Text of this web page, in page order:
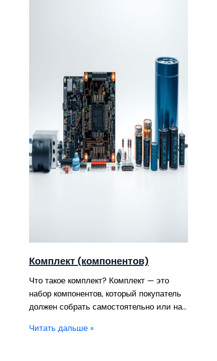
Комплект (компонентов)
Что такое комплект? Комплект — это
набор компонентов, который покупатель
должен собрать самостоятельно или на…
Читать дальше »